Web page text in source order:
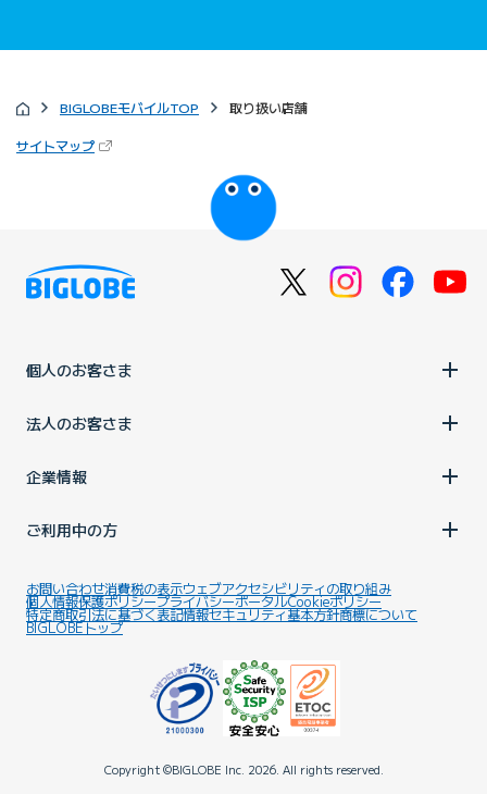
BIGLOBEモバイルTOP 取り扱い店舗
サイトマップ（新しいタブで開きます）
びっぷるのページ
個人のお客さま
法人のお客さま
企業情報
ご利用中の方
お問い合わせ消費税の表示ウェブアクセシビリティの取り組み
個人情報保護ポリシープライバシーポータルCookieポリシー
特定商取引法に基づく表記情報セキュリティ基本方針商標について
BIGLOBEトップ
Copyright ©BIGLOBE Inc. 2026. All rights reserved.